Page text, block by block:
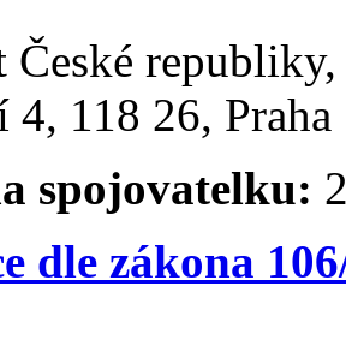
České
4, 118 26,
spojovatelku:
dle zákona